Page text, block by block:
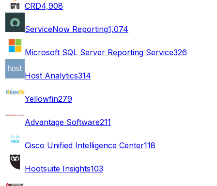
CRD4,908
ServiceNow Reporting1,074
Microsoft SQL Server Reporting Service326
Host Analytics314
Yellowfin279
Advantage Software211
Cisco Unified Intelligence Center118
Hootsuite Insights103